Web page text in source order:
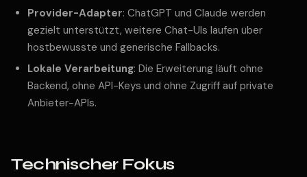
Provider-Adapter: ChatGPT und Claude werden
gezielt unterstützt, weitere Chat-UIs laufen über
hostbewusste und generische Fallbacks.
Lokale Verarbeitung: Die Erweiterung läuft ohne
Backend, ohne API-Keys und ohne Zugriff auf private
Anbieter-APIs.
Technischer Fokus